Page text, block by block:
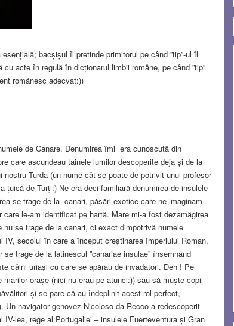
bacșișul îl pretinde primitorul pe când ”tip”-ul îl
acte în regulă în dicționarul limbii române, pe când ”tip”
românesc adecvat:))
de Canare. Denumirea îmi era cunoscută din
care ascundeau tainele lumilor descoperite deja și de la
Turda (un nume cât se poate de potrivit unui profesor
țuică de Turți:) Ne era deci familiară denumirea de insulele
se trage de la canari, păsări exotice care ne imaginam
le-am identificat pe hartă. Mare mi-a fost dezamăgirea
se trage de la canari, ci exact dimpotrivă numele
secolul în care a început creștinarea Imperiului Roman,
trage de la latinescul ”canariae insulae” însemnând
câini uriași cu care se apărau de invadatori. Deh ! Pe
orașe (nici nu erau pe atunci:)) sau să muște copii
și se pare că au îndeplinit acest rol perfect,
navigator genovez Nicoloso da Recco a redescoperit –
lea, rege al Portugaliei – insulele Fuerteventura și Gran